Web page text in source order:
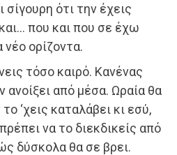
ότι την έχεις
που και που σε έχω
νέο ορίζοντα.
τόσο καιρό. Κανένας
ανοίξει από μέσα. Ωραία θα
‘χεις καταλάβει κι εσύ,
να το διεκδικείς από
δύσκολα θα σε βρει.